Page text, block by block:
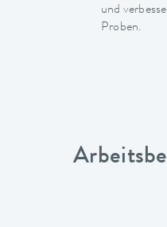
und
Proben.